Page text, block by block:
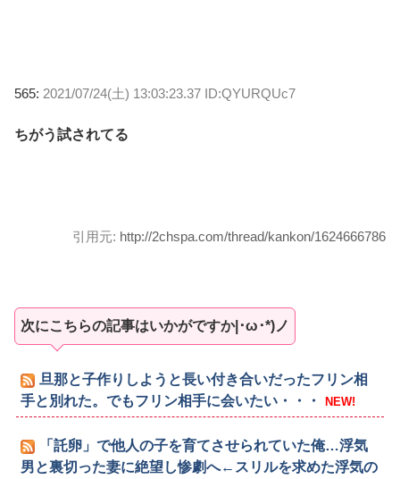
565: 2021/07/24(土) 13:03:23.37 ID:QYURQUc7
ちがう試されてる
引用元: http://2chspa.com/thread/kankon/1624666786
次にこちらの記事はいかがですか|･ω･*)ノ
旦那と子作りしようと長い付き合いだったフリン相
手と別れた。でもフリン相手に会いたい・・・
NEW!
「託卵」で他人の子を育てさせられていた俺…浮気
男と裏切った妻に絶望し惨劇へ←スリルを求めた浮気の